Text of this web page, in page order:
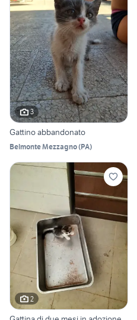
3
Gattino abbandonato
Belmonte Mezzagno(PA)
2